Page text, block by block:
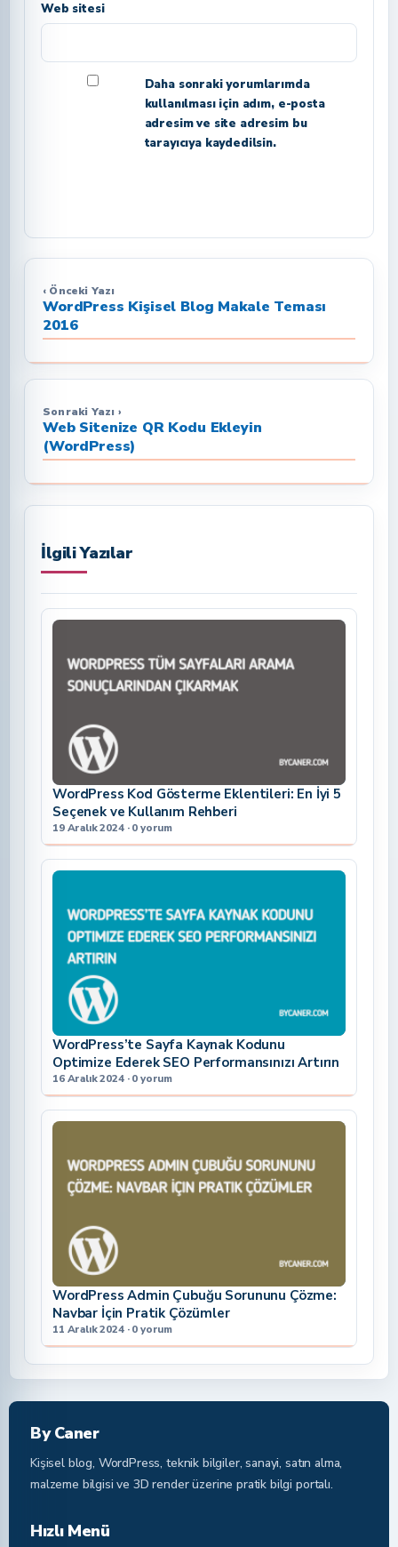
Web sitesi
Daha sonraki yorumlarımda
kullanılması için adım, e-posta
adresim ve site adresim bu
tarayıcıya kaydedilsin.
‹ Önceki Yazı
WordPress Kişisel Blog Makale Teması
2016
Sonraki Yazı ›
Web Sitenize QR Kodu Ekleyin
(WordPress)
İlgili Yazılar
WordPress Kod Gösterme Eklentileri: En İyi 5
Seçenek ve Kullanım Rehberi
19 Aralık 2024 · 0 yorum
WordPress’te Sayfa Kaynak Kodunu
Optimize Ederek SEO Performansınızı Artırın
16 Aralık 2024 · 0 yorum
WordPress Admin Çubuğu Sorununu Çözme:
Navbar İçin Pratik Çözümler
11 Aralık 2024 · 0 yorum
By Caner
Kişisel blog, WordPress, teknik bilgiler, sanayi, satın alma,
malzeme bilgisi ve 3D render üzerine pratik bilgi portalı.
Hızlı Menü